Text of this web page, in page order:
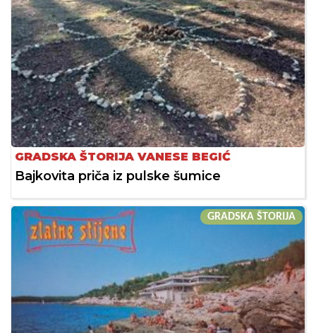
GRADSKA ŠTORIJA VANESE BEGIĆ
Bajkovita priča iz pulske šumice
GRADSKA ŠTORIJA